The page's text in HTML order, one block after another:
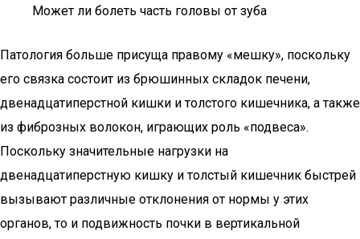
Может ли болеть часть головы от зуба
Патология больше присуща правому «мешку», поскольку
его связка состоит из брюшинных складок печени,
двенадцатиперстной кишки и толстого кишечника, а также
из фиброзных волокон, играющих роль «подвеса».
Поскольку значительные нагрузки на
двенадцатиперстную кишку и толстый кишечник быстрей
вызывают различные отклонения от нормы у этих
органов, то и подвижность почки в вертикальной